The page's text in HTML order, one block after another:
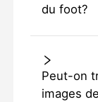
du foot?
Peut-on
images